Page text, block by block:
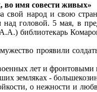
имя совести живых»
свой народ и свою
головой. 5 мая, в
библиотекарь
проявили
лет и фронтовыми
земляках -
о нежности и